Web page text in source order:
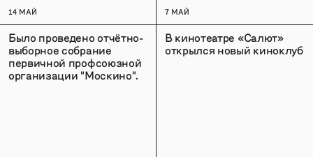
14 МАЙ 7 МАЙ
Было проведено отчётно-
выборное собрание
первичной профсоюзной
организации "Москино".
В кинотеатре «Салют»
открылся новый киноклуб